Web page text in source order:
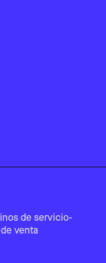
de servicio-
venta